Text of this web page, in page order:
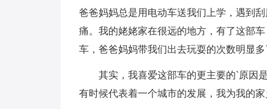
爸爸妈妈总是用电动车送我们上学，遇到
痛。我的姥姥家在很远的地方，有了这部
车，爸爸妈妈带我们出去玩耍的次数明显
其实，我喜爱这部车的更主要的`原因
有时候代表着一个城市的发展，我为我的